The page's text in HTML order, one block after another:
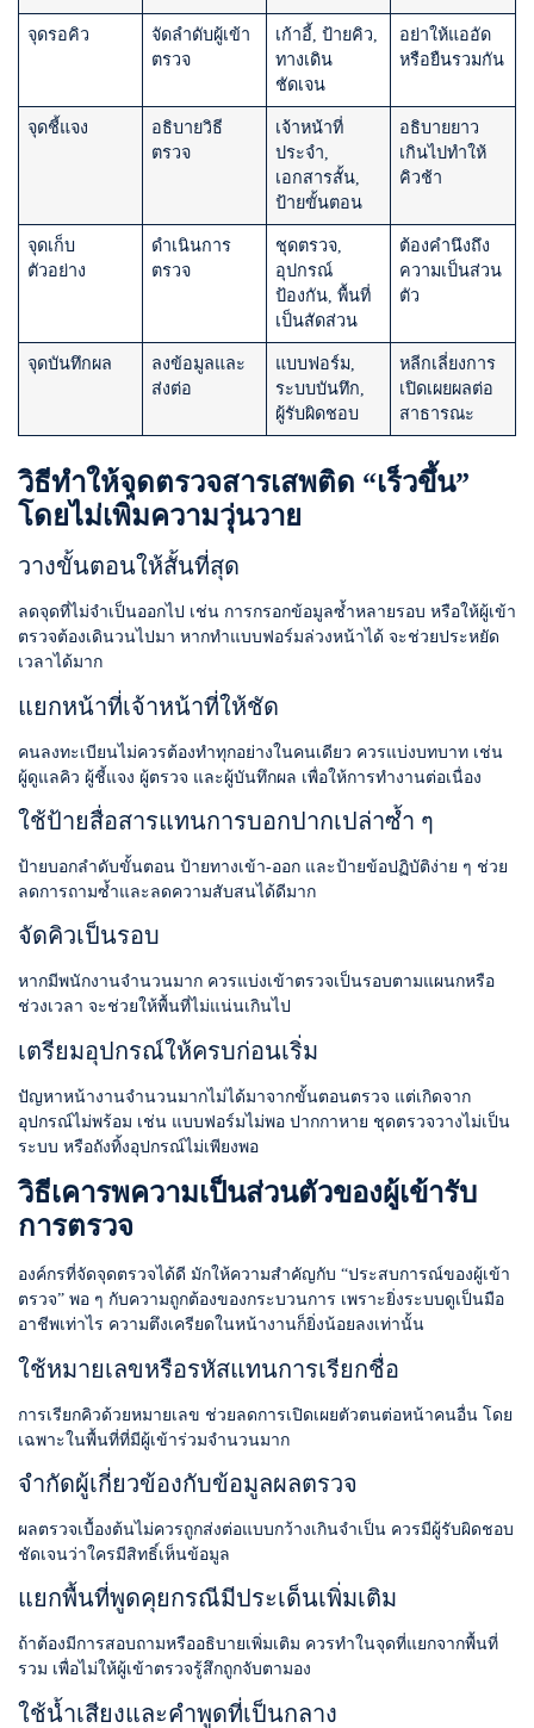
จุดรอคิว
จัดลำดับผู้เข้า
ตรวจ
เก้าอี้, ป้ายคิว,
ทางเดิน
ชัดเจน
อย่าให้แออัด
หรือยืนรวมกัน
จุดชี้แจง
อธิบายวิธี
ตรวจ
เจ้าหน้าที่
ประจำ,
เอกสารสั้น,
ป้ายขั้นตอน
อธิบายยาว
เกินไปทำให้
คิวช้า
จุดเก็บ
ตัวอย่าง
ดำเนินการ
ตรวจ
ชุดตรวจ,
อุปกรณ์
ป้องกัน, พื้นที่
เป็นสัดส่วน
ต้องคำนึงถึง
ความเป็นส่วน
ตัว
จุดบันทึกผล
ลงข้อมูลและ
ส่งต่อ
แบบฟอร์ม,
ระบบบันทึก,
ผู้รับผิดชอบ
หลีกเลี่ยงการ
เปิดเผยผลต่อ
สาธารณะ
วิธีทำให้จุดตรวจสารเสพติด “เร็วขึ้น”
โดยไม่เพิ่มความวุ่นวาย
วางขั้นตอนให้สั้นที่สุด
ลดจุดที่ไม่จำเป็นออกไป เช่น การกรอกข้อมูลซ้ำหลายรอบ หรือให้ผู้เข้า
ตรวจต้องเดินวนไปมา หากทำแบบฟอร์มล่วงหน้าได้ จะช่วยประหยัด
เวลาได้มาก
แยกหน้าที่เจ้าหน้าที่ให้ชัด
คนลงทะเบียนไม่ควรต้องทำทุกอย่างในคนเดียว ควรแบ่งบทบาท เช่น
ผู้ดูแลคิว ผู้ชี้แจง ผู้ตรวจ และผู้บันทึกผล เพื่อให้การทำงานต่อเนื่อง
ใช้ป้ายสื่อสารแทนการบอกปากเปล่าซ้ำ ๆ
ป้ายบอกลำดับขั้นตอน ป้ายทางเข้า-ออก และป้ายข้อปฏิบัติง่าย ๆ ช่วย
ลดการถามซ้ำและลดความสับสนได้ดีมาก
จัดคิวเป็นรอบ
หากมีพนักงานจำนวนมาก ควรแบ่งเข้าตรวจเป็นรอบตามแผนกหรือ
ช่วงเวลา จะช่วยให้พื้นที่ไม่แน่นเกินไป
เตรียมอุปกรณ์ให้ครบก่อนเริ่ม
ปัญหาหน้างานจำนวนมากไม่ได้มาจากขั้นตอนตรวจ แต่เกิดจาก
อุปกรณ์ไม่พร้อม เช่น แบบฟอร์มไม่พอ ปากกาหาย ชุดตรวจวางไม่เป็น
ระบบ หรือถังทิ้งอุปกรณ์ไม่เพียงพอ
วิธีเคารพความเป็นส่วนตัวของผู้เข้ารับ
การตรวจ
องค์กรที่จัดจุดตรวจได้ดี มักให้ความสำคัญกับ “ประสบการณ์ของผู้เข้า
ตรวจ” พอ ๆ กับความถูกต้องของกระบวนการ เพราะยิ่งระบบดูเป็นมือ
อาชีพเท่าไร ความตึงเครียดในหน้างานก็ยิ่งน้อยลงเท่านั้น
ใช้หมายเลขหรือรหัสแทนการเรียกชื่อ
การเรียกคิวด้วยหมายเลข ช่วยลดการเปิดเผยตัวตนต่อหน้าคนอื่น โดย
เฉพาะในพื้นที่ที่มีผู้เข้าร่วมจำนวนมาก
จำกัดผู้เกี่ยวข้องกับข้อมูลผลตรวจ
ผลตรวจเบื้องต้นไม่ควรถูกส่งต่อแบบกว้างเกินจำเป็น ควรมีผู้รับผิดชอบ
ชัดเจนว่าใครมีสิทธิ์เห็นข้อมูล
แยกพื้นที่พูดคุยกรณีมีประเด็นเพิ่มเติม
ถ้าต้องมีการสอบถามหรืออธิบายเพิ่มเติม ควรทำในจุดที่แยกจากพื้นที่
รวม เพื่อไม่ให้ผู้เข้าตรวจรู้สึกถูกจับตามอง
ใช้น้ำเสียงและคำพูดที่เป็นกลาง